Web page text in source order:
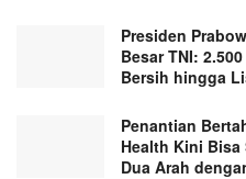
Presiden
Besar TNI:
Bersih hingga
Penantian
Health Kini
Dua Arah